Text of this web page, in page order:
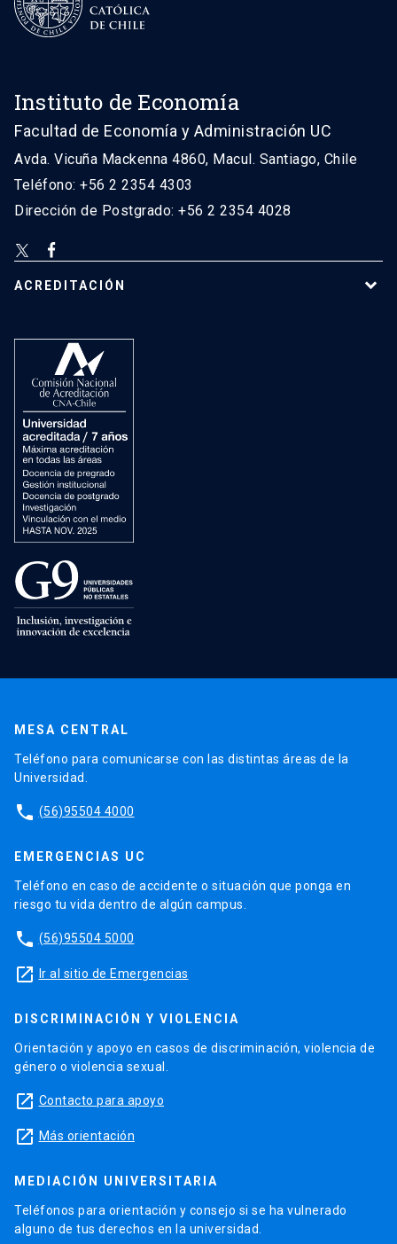
Instituto de Economía
Facultad de Economía y Administración UC
Avda. Vicuña Mackenna 4860, Macul. Santiago, Chile
Teléfono: +56 2 2354 4303
Dirección de Postgrado: +56 2 2354 4028
ACREDITACIÓN
MESA CENTRAL
Teléfono para comunicarse con las distintas áreas de la
Universidad.
phone (56)95504 4000
EMERGENCIAS UC
Teléfono en caso de accidente o situación que ponga en
riesgo tu vida dentro de algún campus.
phone (56)95504 5000
launch Ir al sitio de Emergencias
DISCRIMINACIÓN Y VIOLENCIA
Orientación y apoyo en casos de discriminación, violencia de
género o violencia sexual.
launch Contacto para apoyo
launch Más orientación
MEDIACIÓN UNIVERSITARIA
Teléfonos para orientación y consejo si se ha vulnerado
alguno de tus derechos en la universidad.